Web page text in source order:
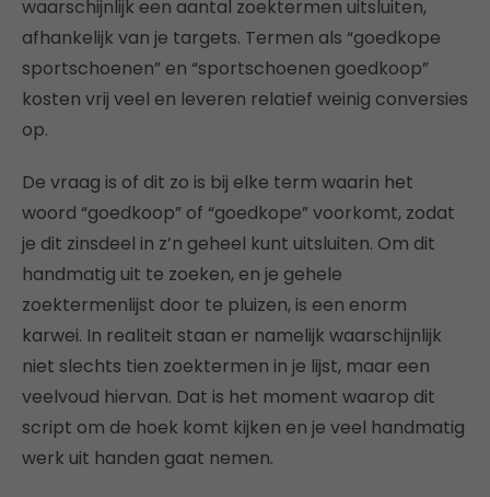
waarschijnlijk een aantal zoektermen uitsluiten,
afhankelijk van je targets. Termen als “goedkope
sportschoenen” en “sportschoenen goedkoop”
kosten vrij veel en leveren relatief weinig conversies
op.
De vraag is of dit zo is bij elke term waarin het
woord “goedkoop” of “goedkope” voorkomt, zodat
je dit zinsdeel in z’n geheel kunt uitsluiten. Om dit
handmatig uit te zoeken, en je gehele
zoektermenlijst door te pluizen, is een enorm
karwei. In realiteit staan er namelijk waarschijnlijk
niet slechts tien zoektermen in je lijst, maar een
veelvoud hiervan. Dat is het moment waarop dit
script om de hoek komt kijken en je veel handmatig
werk uit handen gaat nemen.